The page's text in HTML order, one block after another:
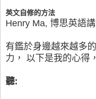
英文自修的方法
Henry Ma, 博思英語
有鑑於身邊越來越多
力， 以下是我的心得
聽: